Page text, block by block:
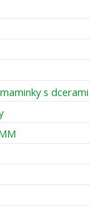
s dcerami